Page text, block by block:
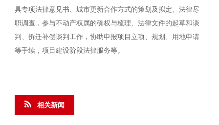
具专项法律意见书、城市更新合作方式的策划及拟定、法律尽
职调查，参与不动产权属的确权与梳理、法律文件的起草和谈
判、拆迁补偿谈判工作，协助申报项目立项、规划、用地申请
等手续，项目建设阶段法律服务等。
相关新闻